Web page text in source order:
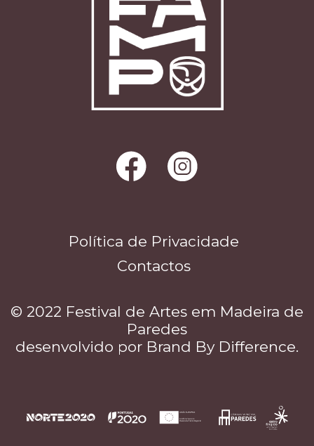
Política de Privacidade
Contactos
© 2022 Festival de Artes em Madeira de
Paredes
desenvolvido por Brand By Difference.